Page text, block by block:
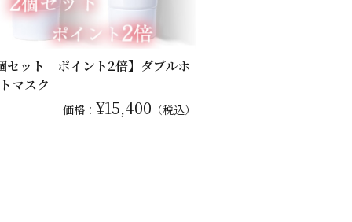
セット ポイント2倍】ダブルホ
マスク
価格： ¥15,400 （税込）